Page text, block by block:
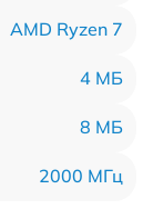
AMD Ryzen 7
4 МБ
8 МБ
2000 МГц